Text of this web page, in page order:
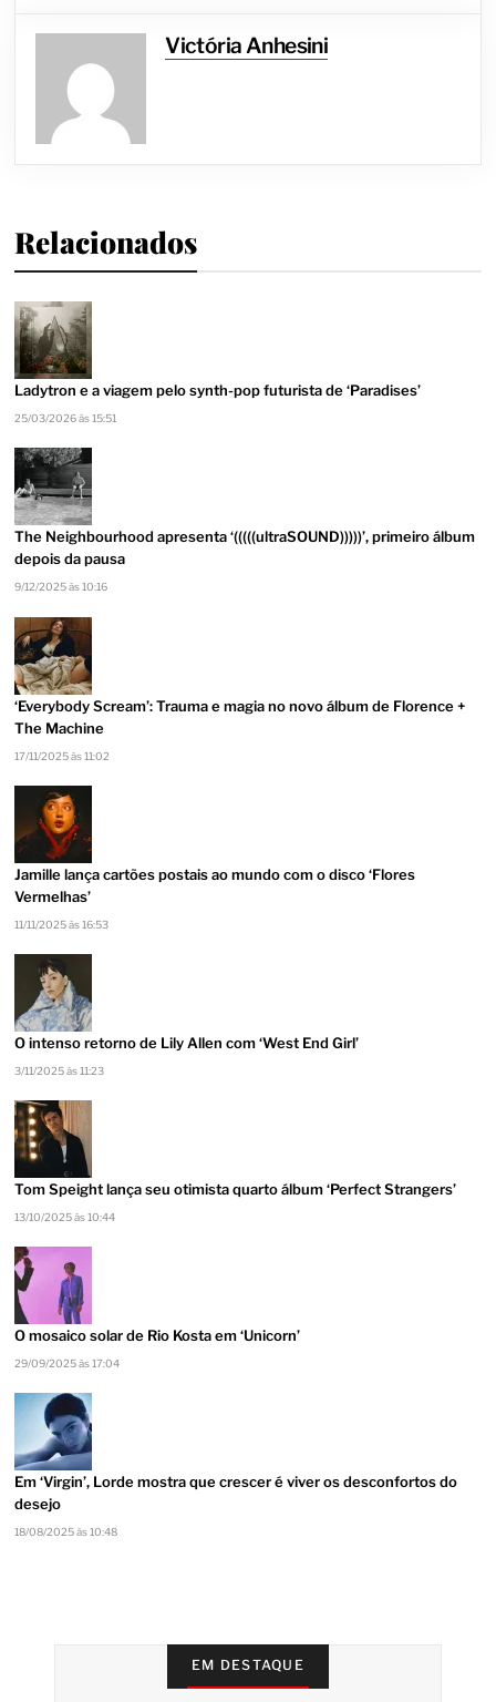
Victória Anhesini
Relacionados
Ladytron e a viagem pelo synth-pop futurista de ‘Paradises’
25/03/2026 às 15:51
The Neighbourhood apresenta ‘(((((ultraSOUND)))))’, primeiro álbum
depois da pausa
9/12/2025 às 10:16
‘Everybody Scream’: Trauma e magia no novo álbum de Florence +
The Machine
17/11/2025 às 11:02
Jamille lança cartões postais ao mundo com o disco ‘Flores
Vermelhas’
11/11/2025 às 16:53
O intenso retorno de Lily Allen com ‘West End Girl’
3/11/2025 às 11:23
Tom Speight lança seu otimista quarto álbum ‘Perfect Strangers’
13/10/2025 às 10:44
O mosaico solar de Rio Kosta em ‘Unicorn’
29/09/2025 às 17:04
Em ‘Virgin’, Lorde mostra que crescer é viver os desconfortos do
desejo
18/08/2025 às 10:48
EM DESTAQUE